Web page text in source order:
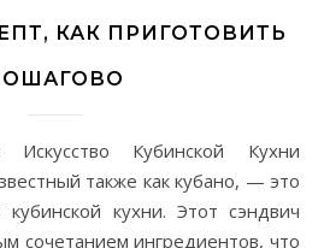
КАК ПРИГОТОВИТЬ
также как кубано, — это
кухни. Этот сэндвич
сочетанием ингредиентов, что